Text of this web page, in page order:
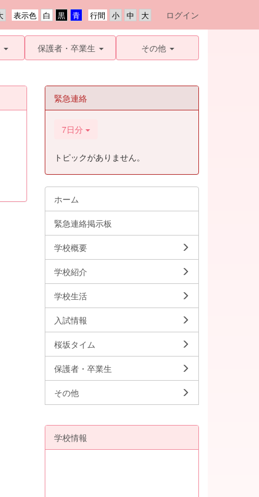
行間
表示色 ログイン
保護者・卒業生 その他
緊急連絡
7日分
トピックがありません。
ホーム
緊急連絡掲示板
学校概要
学校紹介
学校生活
入試情報
桜坂タイム
保護者・卒業生
その他
学校情報